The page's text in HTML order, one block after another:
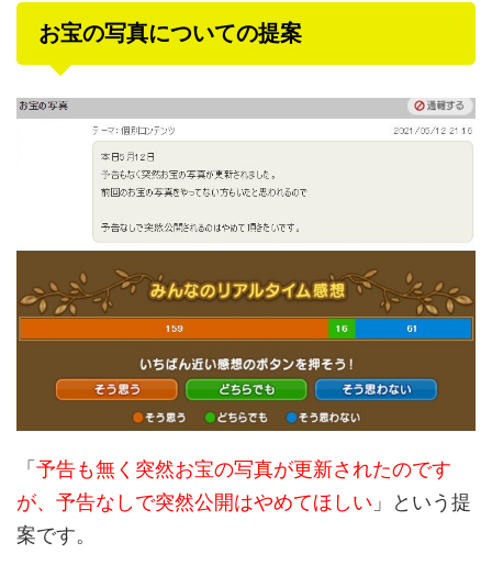
お宝の写真についての提案
「予告も無く突然お宝の写真が更新されたのです
が、予告なしで突然公開はやめてほしい 」という提
案です。